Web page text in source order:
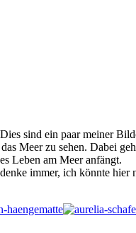
sind ein paar meiner
Meer zu sehen. Dabei
Leben am Meer anfängt.
immer, ich könnte